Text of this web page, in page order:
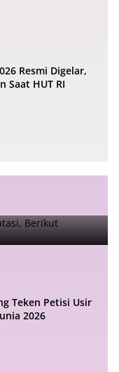
Resmi Digelar,
Saat HUT RI
Berikut
Teken Petisi Usir
2026